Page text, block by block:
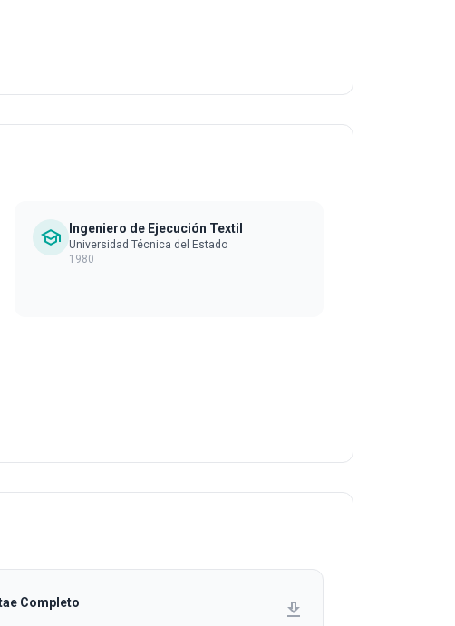
school Ingeniero de Ejecución Textil
Universidad Técnica del Estado
1980
Completo download